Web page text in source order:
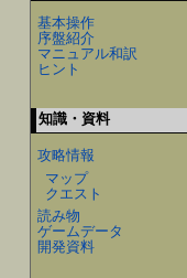
基本操作
序盤紹介
マニュアル和訳
ヒント
知識・資料
攻略情報
マップ
クエスト
読み物
ゲームデータ
開発資料